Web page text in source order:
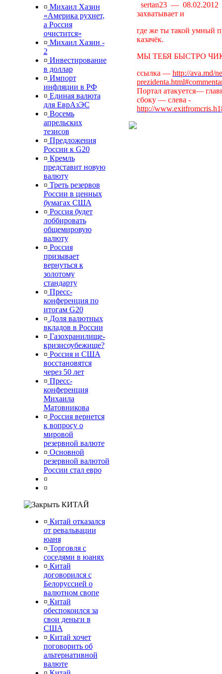
¤ Михаил Хазин
«Америка рухнет,
а Россия
очистится»
¤ Михаил Хазин -
2
¤ Инвестирование
в доллар
¤ Импорт
инфляции в РФ
¤ Единая валюта
для ЕврАзЭС
¤ Восемь
апрельских
тезисов
¤ Предложения
России к G20
¤ Кремль
представит новую
валюту
¤ Треть резервов
России в ценных
бумагах США
¤ Россия будет
лоббировать
общемировую
валюту
¤ Россия
призывает
вернуться к
золотому
стандарту
¤ Пресс-
конференция по
итогам G20
¤ Доля валютных
вкладов в России
¤ Газохранилище-
кризисоубежище?
¤ Россия и США
восстановятся
через 50 лет
¤ Пресс-
конференция
Михаила
Матовникова
¤ Россия вернется
к вопросу о
мировой
резервной валюте
¤ Основной
резервной валютой
России стал евро
¤
¤
КИТАЙ
¤ Китай отказался
от ревальвации
юаня
¤ Торговля с
соседями в юанях
¤ Китай
договорился с
Белоруссией о
валютном свопе
¤ Китай
обеспокоился за
свои деньги в
США
¤ Китай хочет
поговорить об
альтернативной
валюте
sertan23 —
захватывает и
где же ты такой умный
казачёк.
МЫ ТЕБЯ БЫСТРО
ссылка — http://ava.md/
Портал атакуется—
сбоку — слева -
http://